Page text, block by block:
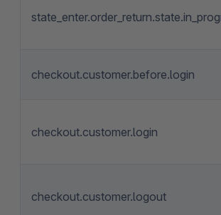
checkout.customer.before.login
checkout.customer.login
checkout.customer.logout